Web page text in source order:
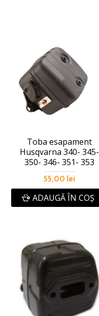
Toba esapament
Husqvarna 340- 345-
350- 346- 351- 353
55,00 lei
ADAUGĂ ÎN COŞ